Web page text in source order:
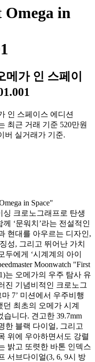
Omega in
가 인 스페이
인 스페이스 에디션
최근 거래 기준 520만원
버 실거래가 기준.
in Space"
싱 크로노그래프로 탄생
‘문워치’라는 전설적인
현대를 아우르는 디자인,
성, 그리고 뛰어난 가치
에게 ‘시계계의 아이
Moonwatch "First
는 오메가의 우주 탐사 유
진 기념비적인 크로노그
7’ 미션에서 우주비행
던 최초의 오메가 시계
니다. 견고한 39.7mm
한 블랙 다이얼, 그리고
위에 우아하면서도 강렬
밝고 또렷한 바톤 인덱스
서브다이얼(3, 6, 9시 방